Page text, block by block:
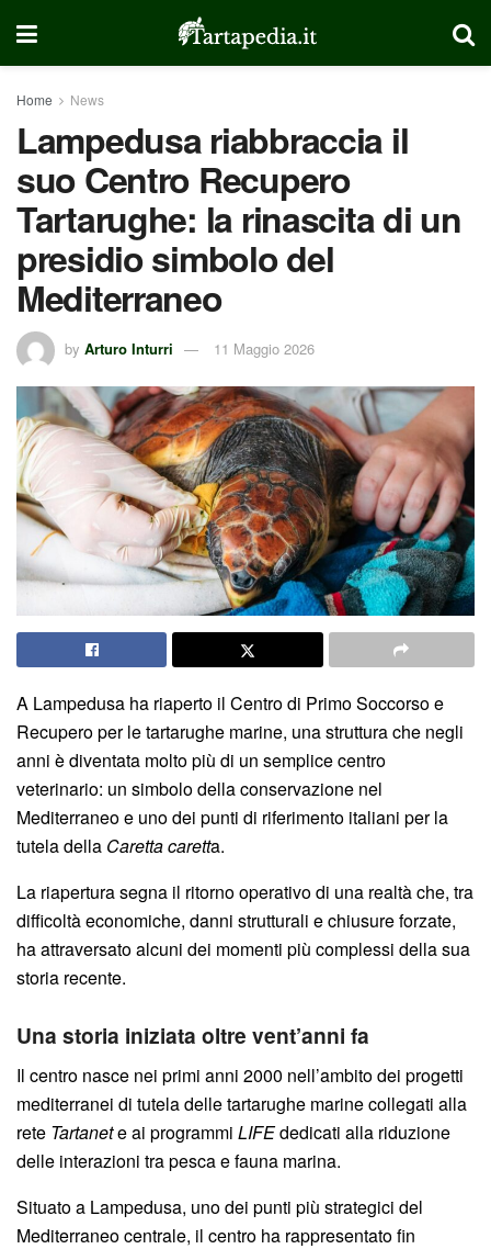
Home News
Lampedusa riabbraccia il
suo Centro Recupero
Tartarughe: la rinascita di un
presidio simbolo del
Mediterraneo
by Arturo Inturri 11 Maggio 2026
A Lampedusa ha riaperto il Centro di Primo Soccorso e
Recupero per le tartarughe marine, una struttura che negli
anni è diventata molto più di un semplice centro
veterinario: un simbolo della conservazione nel
Mediterraneo e uno dei punti di riferimento italiani per la
tutela della Caretta caretta.
La riapertura segna il ritorno operativo di una realtà che, tra
difficoltà economiche, danni strutturali e chiusure forzate,
ha attraversato alcuni dei momenti più complessi della sua
storia recente.
Una storia iniziata oltre vent’anni fa
Il centro nasce nei primi anni 2000 nell’ambito dei progetti
mediterranei di tutela delle tartarughe marine collegati alla
rete Tartanete ai programmi LIFEdedicati alla riduzione
delle interazioni tra pesca e fauna marina.
Situato a Lampedusa, uno dei punti più strategici del
Mediterraneo centrale, il centro ha rappresentato fin